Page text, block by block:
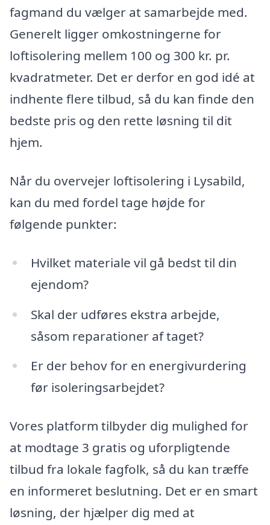
fagmand du vælger at samarbejde med.
Generelt ligger omkostningerne for
loftisolering mellem 100 og 300 kr. pr.
kvadratmeter. Det er derfor en god idé at
indhente flere tilbud, så du kan finde den
bedste pris og den rette løsning til dit
hjem.
Når du overvejer loftisolering i Lysabild,
kan du med fordel tage højde for
følgende punkter:
Hvilket materiale vil gå bedst til din
ejendom?
Skal der udføres ekstra arbejde,
såsom reparationer af taget?
Er der behov for en energivurdering
før isoleringsarbejdet?
Vores platform tilbyder dig mulighed for
at modtage 3 gratis og uforpligtende
tilbud fra lokale fagfolk, så du kan træffe
en informeret beslutning. Det er en smart
løsning, der hjælper dig med at